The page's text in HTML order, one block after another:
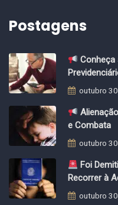
Postagens
Conheça
outubro
e Combata
outubro
Foi
Recorrer à
outubro